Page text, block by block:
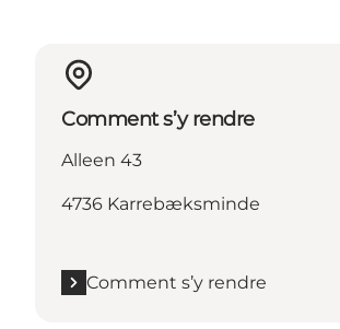
Comment s’y rendre
Alleen 43
4736 Karrebæksminde
Comment s’y rendre